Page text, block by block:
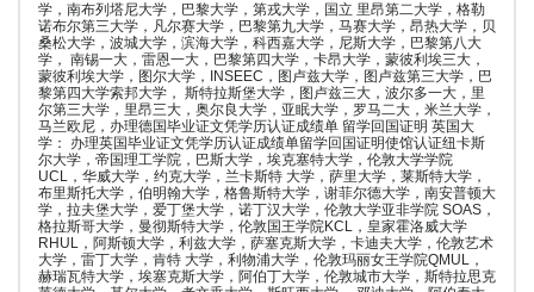
学，南布列塔尼大学，巴黎大学，第戎大学，国立 里昂第二大学，格勒
诺布尔第三大学，凡尔赛大学，巴黎第九大学，马赛大学，昂热大学，贝
桑松大学，波城大学，滨海大学，科西嘉大学，尼斯大学，巴黎第八大
学， 南锡一大，雷恩一大，巴黎第四大学，卡昂大学，蒙彼利埃三大，
蒙彼利埃大学，图尔大学，INSEEC，图卢兹大学，图卢兹第三大学，巴
黎第四大学索邦大学， 斯特拉斯堡大学，图卢兹三大，波尔多一大，里
尔第三大学，里昂三大，奥尔良大学，亚眠大学，罗马二大，米兰大学，
马兰欧尼，办理德国毕业证文凭学历认证成绩单 留学回国证明 英国大
学： 办理英国毕业证文凭学历认证成绩单留学回国证明使馆认证纽卡斯
尔大学，帝国理工学院，巴斯大学，埃克塞特大学，伦敦大学学院
UCL，华威大学，约克大学，兰卡斯特 大学，萨里大学，莱斯特大学，
布里斯托大学，伯明翰大学，格鲁斯特大学，谢菲尔德大学，南安普顿大
学，拉夫堡大学，爱丁堡大学，诺丁汉大学，伦敦大学亚非学院 SOAS，
格拉斯哥大学，曼彻斯特大学，伦敦国王学院KCL，皇家霍洛威大学
RHUL，阿斯顿大学，利兹大学，萨塞克斯大学，卡迪夫大学，伦敦艺术
大学，雷丁大学，肯特 大学，利物浦大学，伦敦玛丽女王学院QMUL，
赫瑞瓦特大学，埃塞克斯大学，阿伯丁大学，伦敦城市大学，斯特拉思克